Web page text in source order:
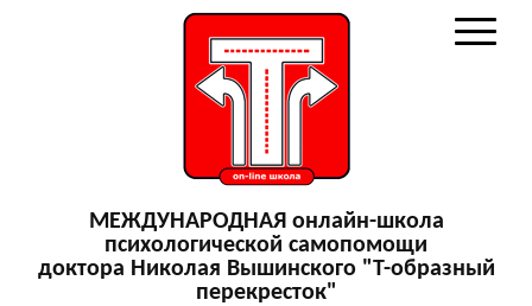
МЕЖДУНАРОДНАЯ онлайн-школа
психологической самопомощи
доктора Николая Вышинского "Т-образный
перекресток"